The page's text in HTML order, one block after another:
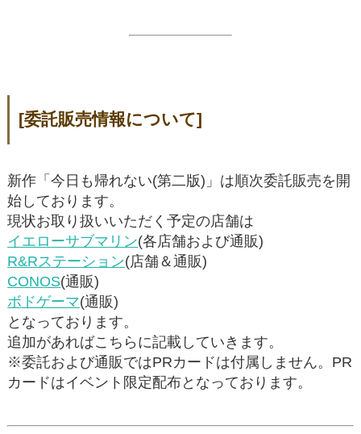
[委託販売情報について]
新作「今日も帰れない(第二版)」は順次委託販売を開
始しております。
現状お取り扱いいただく予定の店舗は
イエローサブマリン(各店舗および通販)
R&Rステーション(店舗＆通販)
CONOS(通販)
ボドゲーマ(通販)
となっております。
追加があればこちらに記載していきます。
※委託および通販ではPRカードは付属しません。PR
カードはイベント限定配布となっております。